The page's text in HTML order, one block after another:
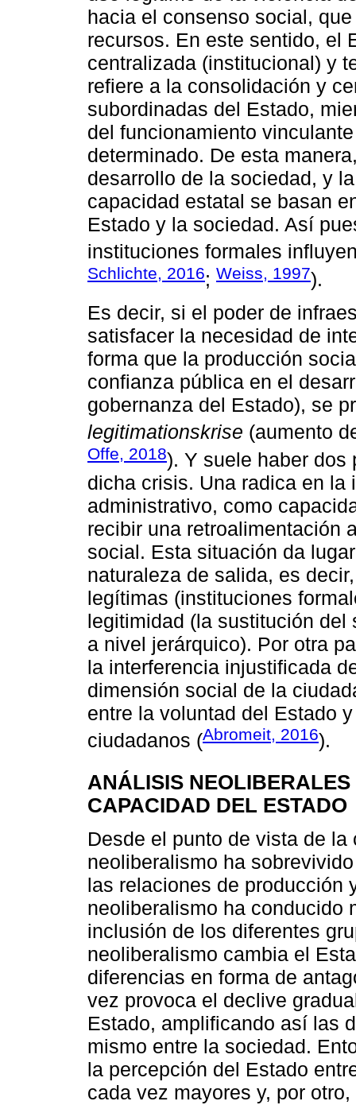
hacia el consenso social,
recursos. En este sentido, el
centralizada (institucional) y
refiere a la consolidación y
subordinadas del Estado,
del funcionamiento
determinado. De esta
desarrollo de la sociedad, y
capacidad estatal se basan
Estado y la sociedad. Así
instituciones formales
Schlichte, 2016; Weiss, 1997).
Es decir, si el poder de
satisfacer la necesidad de
forma que la producción
confianza pública en el
gobernanza del Estado), se
legitimationskrise (aumento
Offe, 2018). Y suele haber dos
dicha crisis. Una radica en la
administrativo, como
recibir una retroalimentación
social. Esta situación da
naturaleza de salida, es
legítimas (instituciones
legitimidad (la sustitución
a nivel jerárquico). Por otra
la interferencia injustificada
dimensión social de la
entre la voluntad del Estado
ciudadanos (Abromeit, 2016).
ANÁLISIS
CAPACIDAD DEL ESTADO
Desde el punto de vista de
neoliberalismo ha
las relaciones de producción
neoliberalismo ha conducido
inclusión de los diferentes
neoliberalismo cambia el
diferencias en forma de
vez provoca el declive
Estado, amplificando así las
mismo entre la sociedad.
la percepción del Estado
cada vez mayores y, por